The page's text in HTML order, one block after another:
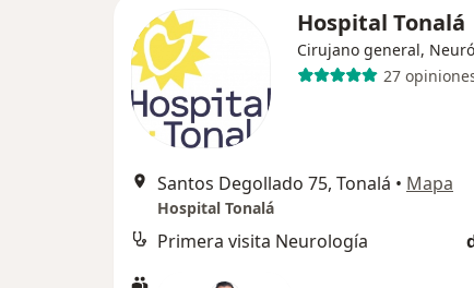
Hospital Tonalá
Cirujano general,
27
Santos Degollado 75, Tonalá • Mapa
Hospital Tonalá
Primera visita Neurología